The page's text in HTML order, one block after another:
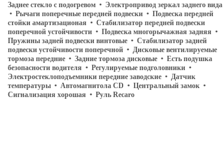
Заднее стекло с подогревом • Электропривод зеркал заднего вида
• Рычаги поперечные передней подвески • Подвеска передней
стойки амартизационая • Стабилизатор передней подвески
поперечной устойчивости • Подвеска многорычажная задняя •
Пружины задней подвески винтовые • Стабилизатор задней
подвески устойчивости поперечной • Дисковые вентилируемые
тормоза передние • Задние тормоза дисковые • Есть подушка
безопасности водителя • Регулируемые подголовники •
Электростеклоподъемники передние заводские • Датчик
температуры • Автомагнитола CD • Центральный замок •
Сигнализация хорошая • Руль Recaro